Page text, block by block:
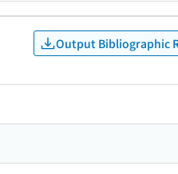
Output Bibliographic